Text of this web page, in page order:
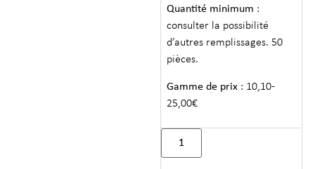
Quantité minimum :
consulter la possibilité
d’autres remplissages. 50
pièces.
Gamme de prix : 10,10-
25,00€